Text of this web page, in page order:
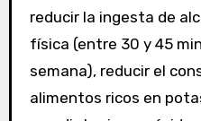
reducir la ingesta de
física (entre 30 y 45
semana), reducir el
alimentos ricos en